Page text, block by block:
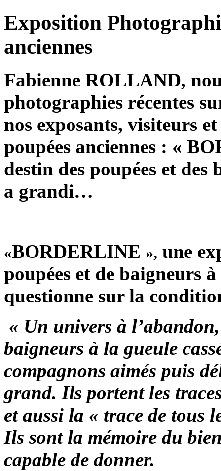
Exposition
anciennes
Fabienne ROLLAND,
photographies récentes
nos exposants, visiteurs
poupées anciennes : «
destin des poupées et
a grandi…
«BORDERLINE », une
poupées et de baigneurs
questionne sur la
« Un univers à
baigneurs à la gueule
compagnons aimés puis
grand. Ils portent les
et aussi la « trace de tous
Ils sont la mémoire du
capable de donner.